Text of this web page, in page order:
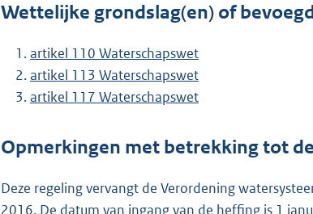
Wettelijke grondslag(en) of
artikel 110 Waterschapswet
artikel 113 Waterschapswet
artikel 117 Waterschapswet
Opmerkingen met betrekking tot
Deze regeling vervangt de Verordening
2016. De datum van ingang van de heffing is 1